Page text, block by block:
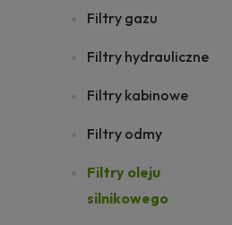
Filtry gazu
Filtry hydrauliczne
Filtry kabinowe
Filtry odmy
Filtry oleju
silnikowego